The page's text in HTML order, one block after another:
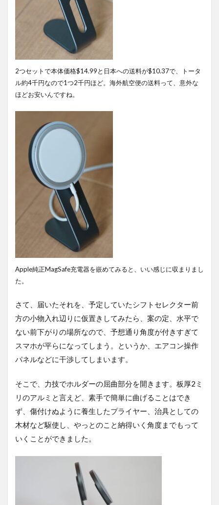
2つセットで本体価格$14.99と日本への送料が$10.37で、トータ
ル約4千円なので1つ2千円ほど。海外航空便の送料って、意外な
ほどお安いんですね。
Apple純正MagSafe充電器を嵌めてみると、いい感じに収まりまし
た。
さて、届いたそれを、予定していたシフトセレクター前
方の小物入れ辺りに仮置きしてみたら、案の定、水平で
ない前下がりの場所なので、予想通り角度が付きすぎて
スマホが平らになってしまう。というか、エアコン操作
パネルなどに干渉してしまいます。
そこで、力技でホルダーの屈曲部分を開きます。板厚2ミ
リのアルミと言えど、素手で簡単に曲げることはでき
ず、傷付けぬように養生したプライヤー、治具としての
木材など駆使し、やっとのこと納得いく角度までもって
いくことができました。